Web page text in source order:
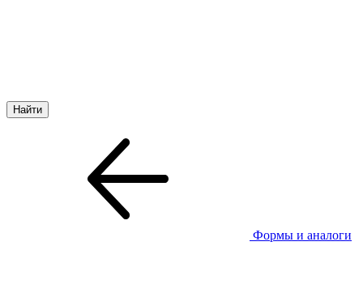
Формы и аналоги